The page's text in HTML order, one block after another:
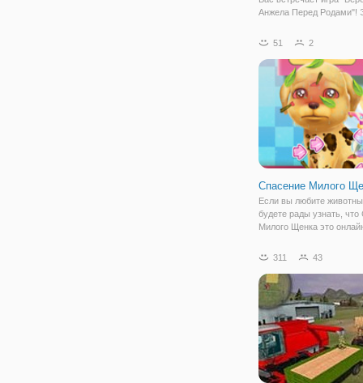
Анжела Перед Родами"!
пополнение семейства.
беременности будет
очень гладко. Но вот как
51 2
Спасение Милого
Если вы любите
будете рады узнать, что
Милого Щенка это
приютила его к себе и
Секрет хорошего ухода
питомцем - это
311 43